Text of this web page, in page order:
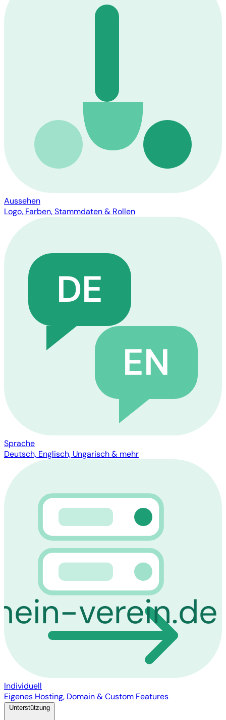
Aussehen
Logo, Farben, Stammdaten & Rollen
DE
EN
Sprache
Deutsch, Englisch, Ungarisch & mehr
verein.de
Individuell
Eigenes Hosting, Domain & Custom Features
Unterstützung